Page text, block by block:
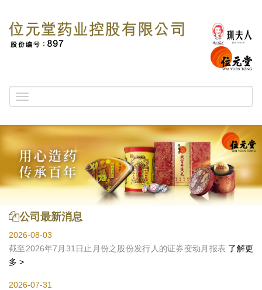
navigation
公司最新消息
2026-08-03
截至2026年7月31日止月份之股份发行人的证券变动月报表 了解更
多 >
2026-07-31